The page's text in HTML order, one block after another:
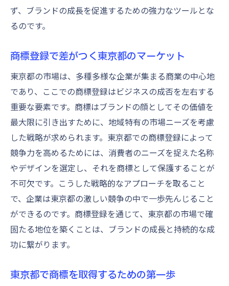
東京都内で商標を取得するメリット
商標登録が東京都のビジネスに与える推進
ず、ブランドの成長を促進するための強力なツールとな
るのです。
商標登録で差がつく東京都のマーケット
東京都の市場は、多種多様な企業が集まる商業の中心地
であり、ここでの商標登録はビジネスの成否を左右する
重要な要素です。商標はブランドの顔としてその価値を
最大限に引き出すために、地域特有の市場ニーズを考慮
した戦略が求められます。東京都での商標登録によって
競争力を高めるためには、消費者のニーズを捉えた名称
やデザインを選定し、それを商標として保護することが
不可欠です。こうした戦略的なアプローチを取ること
で、企業は東京都の激しい競争の中で一歩先んじること
ができるのです。商標登録を通じて、東京都の市場で確
固たる地位を築くことは、ブランドの成長と持続的な成
功に繋がります。
東京都で商標を取得するための第一歩